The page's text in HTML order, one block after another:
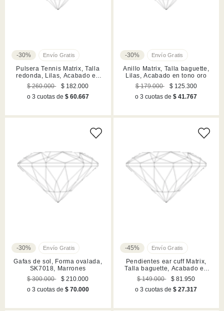
-30%
Pulsera Tennis Matrix, Talla
redonda, Lilas, Acabado en
tono oro
$ 260.000
$ 182.000
o 3 cuotas de $ 60.667
-30%
Anillo Matrix, Talla baguette,
Lilas, Acabado en tono oro
$ 179.000
$ 125.300
o 3 cuotas de$ 41.767
-30%
Gafas de sol, Forma ovalada,
SK7018, Marrones
$ 300.000
$ 210.000
o 3 cuotas de $ 70.000
-45%
Pendientes ear cuff Matrix,
Talla baguette, Acabado en
rodio
$ 149.000
$ 81.950
o 3 cuotas de$ 27.317